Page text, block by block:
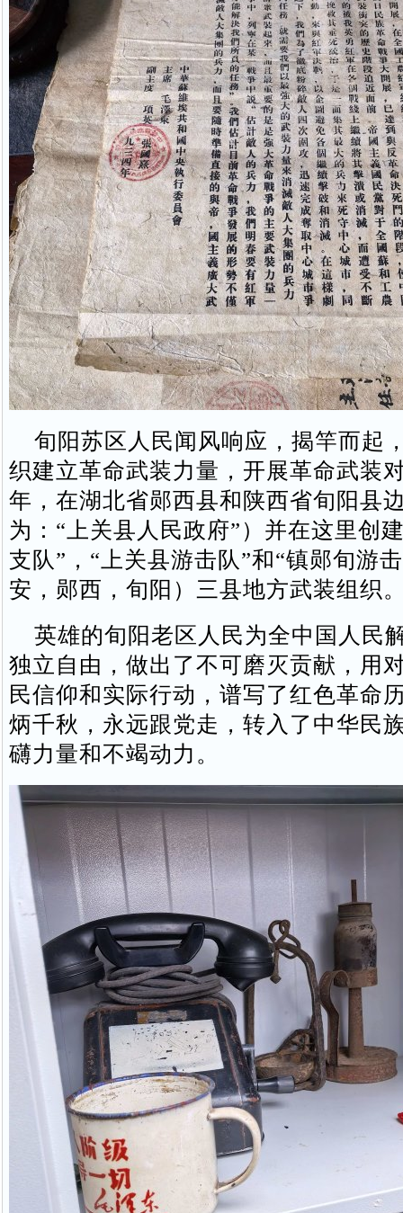
旬阳苏区人民闻风响应，揭竿而起
织建立革命武装力量，开展革命武装
年，在湖北省郧西县和陕西省旬阳县
为：“上关县人民政府”）并在这里创
支队”，“上关县游击队”和“镇郧旬游
安，郧西，旬阳）三县地方武装组织
英雄的旬阳老区人民为全中国人民
独立自由，做出了不可磨灭贡献，用
民信仰和实际行动，谱写了红色革命
炳千秋，永远跟党走，转入了中华民
礴力量和不竭动力。